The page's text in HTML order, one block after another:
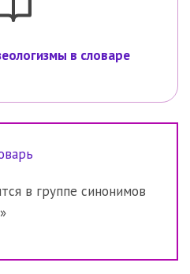
в словаре
в группе синонимов